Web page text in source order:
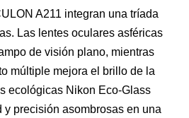
A211 integran una tríada
Las lentes oculares asféricas
de visión plano, mientras
múltiple mejora el brillo de la
ecológicas Nikon Eco-Glass
y precisión asombrosas en una